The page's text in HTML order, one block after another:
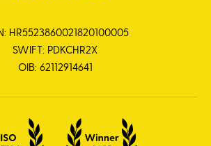
HR5523860021820100005
SWIFT: PDKCHR2X
OIB: 62112914641